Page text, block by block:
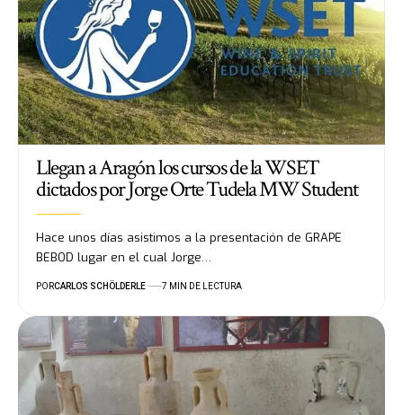
Llegan a Aragón los cursos de la WSET
dictados por Jorge Orte Tudela MW Student
Hace unos días asistimos a la presentación de GRAPE
BEBOD lugar en el cual Jorge…
PORCARLOS SCHÖLDERLE 7 MIN DE LECTURA